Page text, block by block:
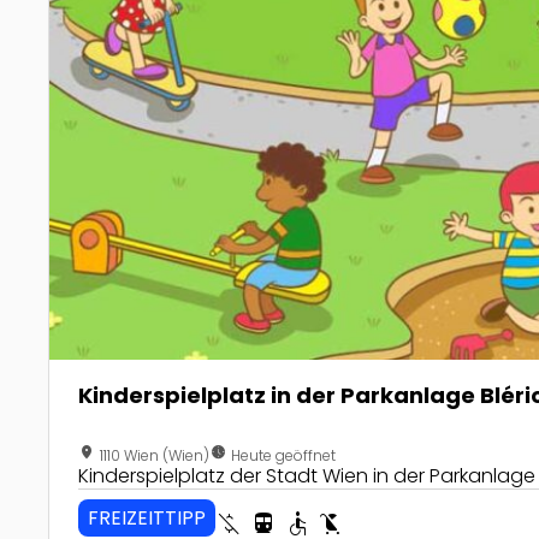
Kinderspielplatz in der Parkanlage
location_on 1110 Wien (Wien)nest_clock_farsight_analog Heute geöffnet
Kinderspielplatz der Stadt Wien in der
FREIZEITTIPP money_off directions_transit accessible child_friendly